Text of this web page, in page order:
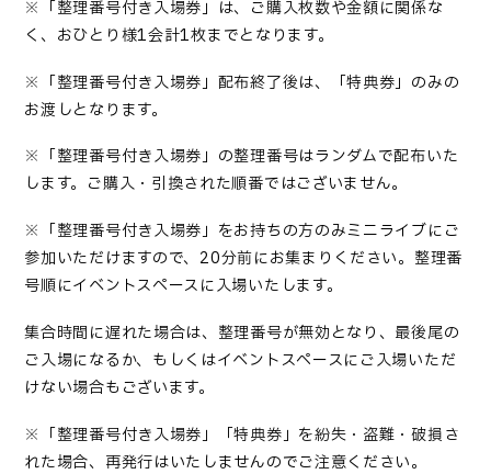
※ 「整理番号付き入場券」は、ご購入枚数や金額に関係な
く、おひとり様1会計1枚までとなります。
※ 「整理番号付き入場券」配布終了後は、「特典券」のみの
お渡しとなります。
※ 「整理番号付き入場券」の整理番号はランダムで配布いた
します。ご購入・引換された順番ではございません。
※ 「整理番号付き入場券」をお持ちの方のみミニライブにご
参加いただけますので、 20分前にお集まりください。整理番
号順にイベントスペースに入場いたします。
集合時間に遅れた場合は、整理番号が無効となり、最後尾の
ご入場になるか、もしくはイベントスペースにご入場いただ
けない場合もございます。
※ 「整理番号付き入場券」「特典券」を紛失・盗難・破損さ
れた場合、再発行はいたしませんのでご注意ください。